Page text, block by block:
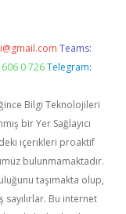
Teams:
0 726 Telegram:
Bilgi Teknolojileri
bir Yer Sağlayıcı
içerikleri proaktif
bulunmamaktadır.
taşımakta olup,
Bu internet